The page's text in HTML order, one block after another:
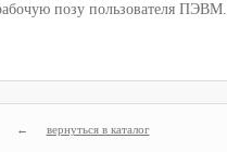
позу пользователя ПЭВМ.
вернуться в каталог